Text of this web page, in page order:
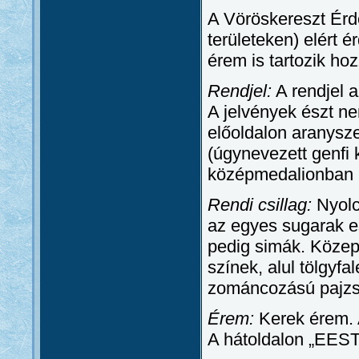
A Vöröskereszt
területeken) elért
érem is tartozik
Rendjel: A rendjel
A jelvények észt
előoldalon
(úgynevezett genfi
Rendi csillag:
az egyes sugarak
pedig simák.
színek, alul
zománcozású
Érem: Kerek
A hátoldalon